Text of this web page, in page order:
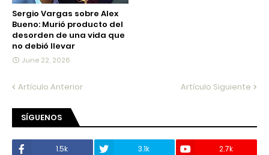
Sergio Vargas sobre Alex
Bueno: Murió producto del
desorden de una vida que
no debió llevar
June 22, 2026
Artículo Anterior Artículo Siguiente
SÍGUENOS
1.5k 3.1k
2.7k